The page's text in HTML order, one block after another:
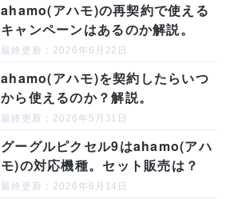
ahamo(アハモ)の再契約で使える
キャンペーンはあるのか解説。
最終更新：2026年6月22日
ahamo(アハモ)を契約したらいつ
から使えるのか？解説。
最終更新：2026年5月31日
グーグルピクセル9はahamo(アハ
モ)の対応機種。セット販売は？
最終更新：2026年6月14日